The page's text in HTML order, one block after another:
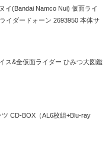
イ(Bandai Namco Nui) 仮面ライ
イダードォーン 2693950 本体サ
ス&全仮面ライダー ひみつ大図鑑
ツ CD-BOX（AL6枚組+Blu-ray